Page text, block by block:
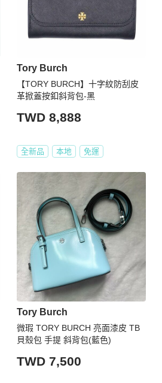
Tory Burch
【TORY BURCH】十字紋防刮皮
革掀蓋按釦斜背包-黑
TWD 8,888
全新品 本地 免運
Tory Burch
微瑕 TORY BURCH 亮面漆皮 TB
貝殼包 手提 斜背包(藍色)
TWD 7,500